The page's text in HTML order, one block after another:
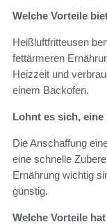
Welche Vorteile
Heißluftfritteusen
fettärmeren
Heizzeit und
einem Backofen.
Lohnt es sich,
Die Anschaffung
eine schnelle
Ernährung wichtig
günstig.
Welche Vorteile